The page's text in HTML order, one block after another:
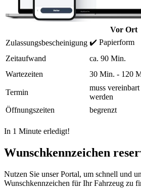
Vor Ort
Zulassungsbescheinigung ✔️ Papierform
Zeitaufwand
ca. 90 Min.
Wartezeiten
30 Min. - 120
Termin
muss vereinbart
werden
Öffnungszeiten begrenzt
In 1 Minute erledigt!
Wunschkennzeichen
Nutzen Sie unser Portal, um schnell und
Wunschkennzeichen für Ihr Fahrzeug zu